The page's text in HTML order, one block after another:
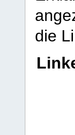
die